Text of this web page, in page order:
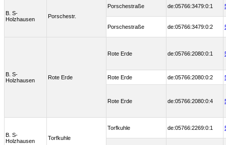
B. S-
Holzhausen
Porschestr.
Porschestraße de:05766:3479:0:1
Porschestraße de:05766:3479:0:2
B. S-
Holzhausen
Rote Erde
Rote Erde de:05766:2080:0:1
Rote Erde de:05766:2080:0:2
Rote Erde de:05766:2080:0:4
B. S-
Holzhausen
Torfkuhle
Torfkuhle de:05766:2269:0:1